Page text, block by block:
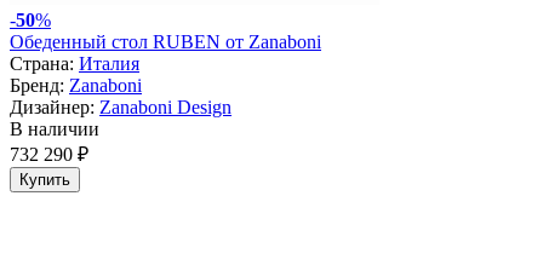
-50%
Обеденный стол RUBEN от Zanaboni
Страна: Италия
Бренд: Zanaboni
Дизайнер: Zanaboni Design
В наличии
732 290 ₽
Купить